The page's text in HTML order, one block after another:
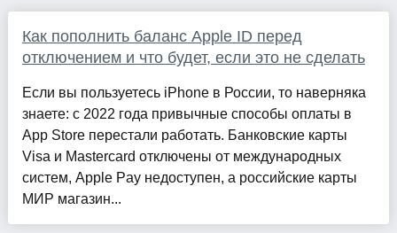
Как пополнить баланс Apple ID перед
отключением и что будет, если это не сделать
Если вы пользуетесь iPhone в России, то наверняка
знаете: с 2022 года привычные способы оплаты в
App Store перестали работать. Банковские карты
Visa и Mastercard отключены от международных
систем, Apple Pay недоступен, а российские карты
МИР магазин...